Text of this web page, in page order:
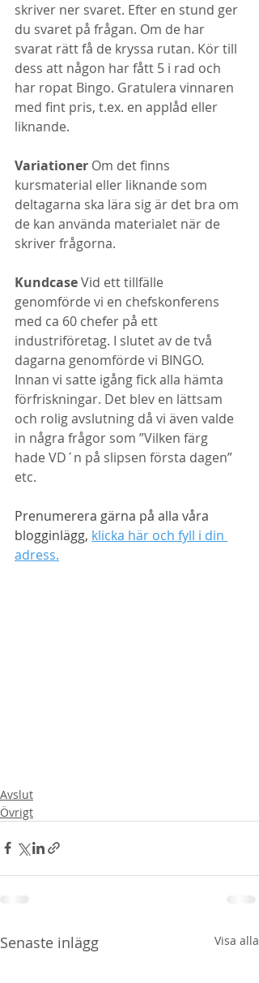
skriver ner svaret. Efter en stund ger
du svaret på frågan. Om de har
svarat rätt få de kryssa rutan. Kör till
dess att någon har fått 5 i rad och
har ropat Bingo. Gratulera vinnaren
med fint pris, t.ex. en applåd eller
liknande.
Variationer Om det finns
kursmaterial eller liknande som
deltagarna ska lära sig är det bra om
de kan använda materialet när de
skriver frågorna.
Kundcase Vid ett tillfälle
genomförde vi en chefskonferens
med ca 60 chefer på ett
industriföretag. I slutet av de två
dagarna genomförde vi BINGO.
Innan vi satte igång fick alla hämta
förfriskningar. Det blev en lättsam
och rolig avslutning då vi även valde
in några frågor som ”Vilken färg
hade VD´n på slipsen första dagen”
etc.
Prenumerera gärna på alla våra
blogginlägg, klicka här och fyll i din
adress.
Avslut
Övrigt
Senaste inlägg Visa alla